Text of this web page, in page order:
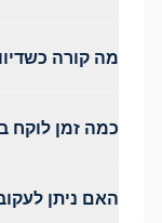
מה קורה
כמה זמן לוקח
האם ניתן